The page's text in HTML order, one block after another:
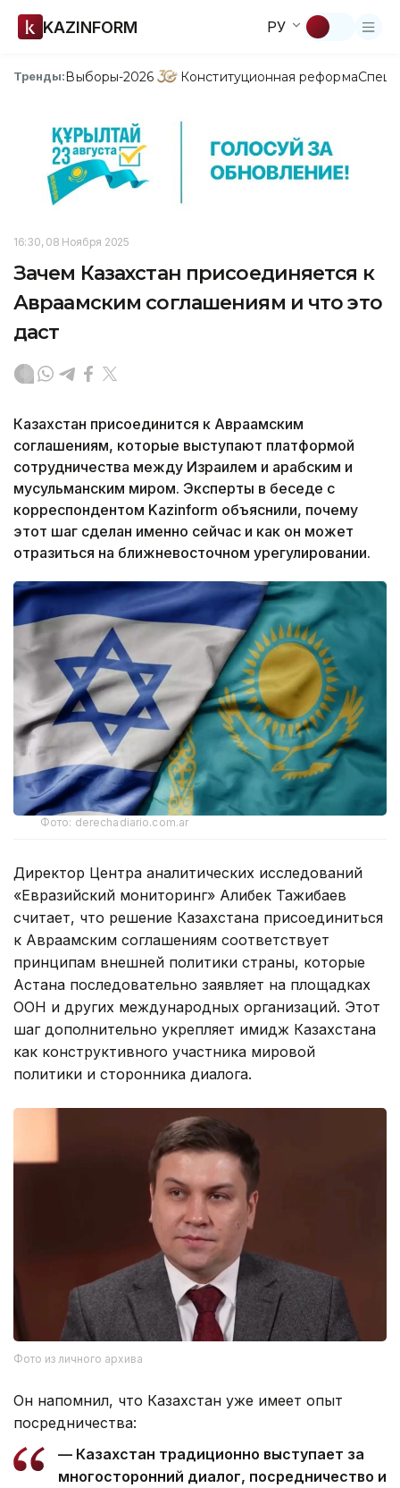
KAZINFORM РУ
Тренды:Выборы-2026 Конституционная реформа
16:30, 08 Ноября 2025
Зачем Казахстан присоединяется к
Авраамским соглашениям и что это
даст
Казахстан присоединится к Авраамским
соглашениям, которые выступают платформой
сотрудничества между Израилем и арабским и
мусульманским миром. Эксперты в беседе с
корреспондентом Kazinform объяснили, почему
этот шаг сделан именно сейчас и как он может
отразиться на ближневосточном урегулировании.
Фото: derechadiario.com.ar
Директор Центра аналитических исследований
«Евразийский мониторинг» Алибек Тажибаев
считает, что решение Казахстана присоединиться
к Авраамским соглашениям соответствует
принципам внешней политики страны, которые
Астана последовательно заявляет на площадках
ООН и других международных организаций. Этот
шаг дополнительно укрепляет имидж Казахстана
как конструктивного участника мировой
политики и сторонника диалога.
Фото из личного архива
Он напомнил, что Казахстан уже имеет опыт
посредничества:
— Казахстан традиционно выступает за
многосторонний диалог, посредничество и